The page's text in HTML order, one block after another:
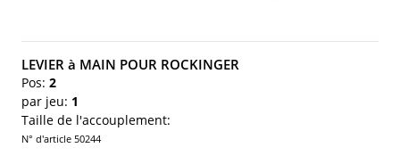
LEVIER à MAIN POUR ROCKINGER
Pos: 2
par jeu: 1
Taille de l'accouplement:
N° d'article 50244